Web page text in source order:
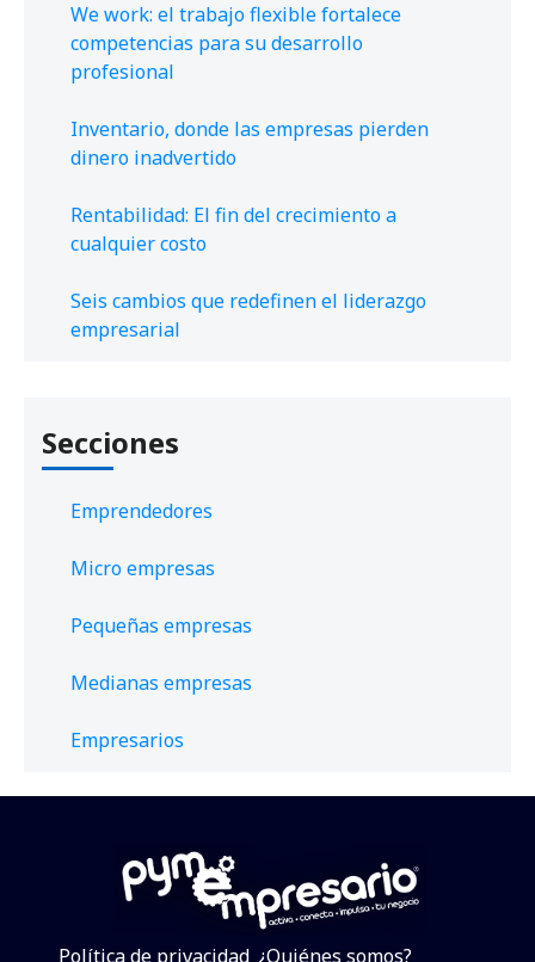
We work: el trabajo flexible fortalece
competencias para su desarrollo
profesional
Inventario, donde las empresas pierden
dinero inadvertido
Rentabilidad: El fin del crecimiento a
cualquier costo
Seis cambios que redefinen el liderazgo
empresarial
Secciones
Emprendedores
Micro empresas
Pequeñas empresas
Medianas empresas
Empresarios
Política de privacidad ¿Quiénes somos?